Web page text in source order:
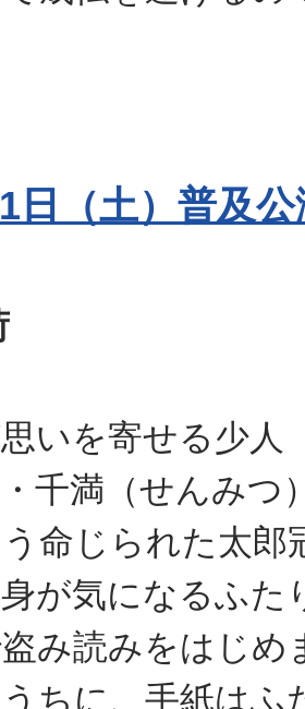
日（土）普及
いを寄せる少人
・千満（せんみ
命じられた太郎
が気になるふた
み読みをはじめ
ちに、手紙はふ